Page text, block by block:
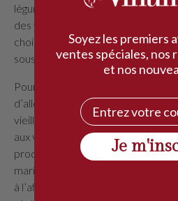
légumes racines et des
des vins aux arômes considérés
choisir des vins plus vieux, où l’on
sous-bois et de torréfaction.
Pour des plats plus fruités et
d’aller vers un vin plus frais, sur le
vieillissement en barrique. Des
aux vins minéraux, blancs ou
produit tirera ses arômes d’un
maritime, donc près de l’océan
à l’affût des cépages, du
Soyez les premiers
ventes spéciales, nos
et nos
Courriel
Je